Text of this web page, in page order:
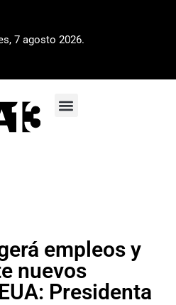
7 agosto 2026.
empleos y
nuevos
Presidenta